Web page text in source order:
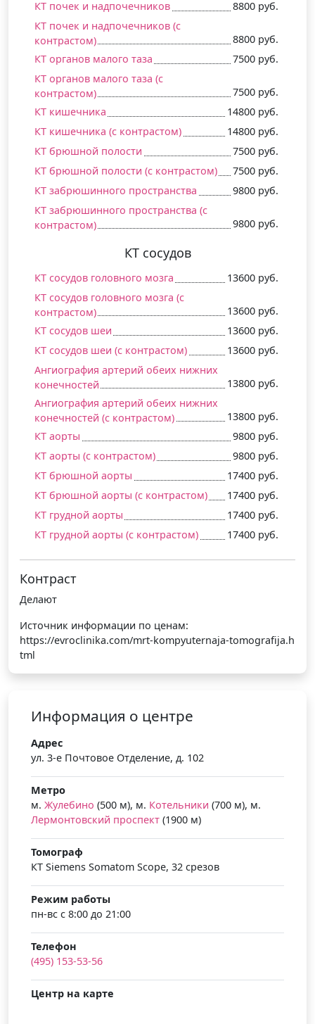
КТ почек и надпочечников
8800 руб.
КТ почек и надпочечников (c
контрастом)
8800 руб.
КТ органов малого таза
7500 руб.
КТ органов малого таза (c
контрастом)
7500 руб.
КТ кишечника
14800 руб.
КТ кишечника (c контрастом)
14800 руб.
КТ брюшной полости
7500 руб.
КТ брюшной полости (c контрастом)
7500 руб.
КТ забрюшинного пространства
9800 руб.
КТ забрюшинного пространства (c
контрастом)
9800 руб.
КТ сосудов
КТ сосудов головного мозга
13600 руб.
КТ сосудов головного мозга (c
контрастом)
13600 руб.
КТ сосудов шеи
13600 руб.
КТ сосудов шеи (c контрастом)
13600 руб.
Ангиография артерий обеих нижних
конечностей
13800 руб.
Ангиография артерий обеих нижних
конечностей (c контрастом)
13800 руб.
КТ аорты
9800 руб.
КТ аорты (c контрастом)
9800 руб.
КТ брюшной аорты
17400 руб.
КТ брюшной аорты (c контрастом)
17400 руб.
КТ грудной аорты
17400 руб.
КТ грудной аорты (c контрастом)
17400 руб.
Контраст
Делают
Источник информации по ценам:
https://evroclinika.com/mrt-kompyuternaja-tomografija.h
tml
Информация о центре
Адрес
ул. 3-е Почтовое Отделение, д. 102
Метро
м. Жулебино (500 м), м. Котельники (700 м), м.
Лермонтовский проспект (1900 м)
Томограф
КТ Siemens Somatom Scope, 32 срезов
Режим работы
пн-вс с 8:00 до 21:00
Телефон
(495) 153-53-56
Центр на карте